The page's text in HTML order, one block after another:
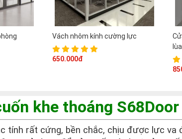
Vách nhôm kính cường lực
650.000đ
lùa
khe thoáng
tính rất cứng, bền chắc, chịu được lực va